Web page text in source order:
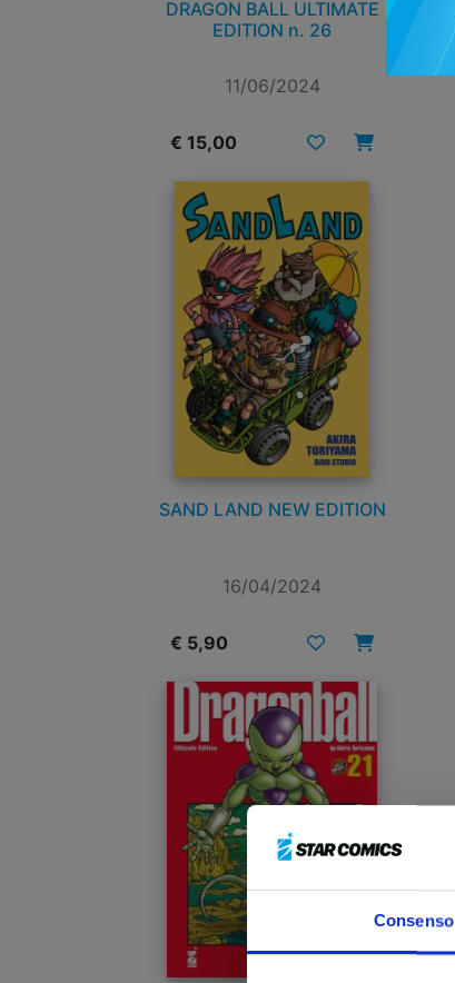
Consenso
DRAGON BALL ULTIMATE
EDITION n. 26
11/06/2024
€ 15,00
SAND LAND NEW EDITION
16/04/2024
€ 5,90